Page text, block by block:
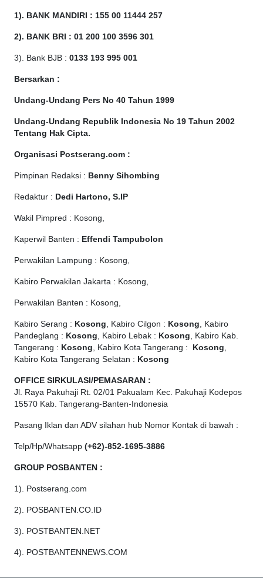
1). BANK MANDIRI : 155 00 11444 257
2). BANK BRI : 01 200 100 3596 301
3). Bank BJB : 0133 193 995 001
Bersarkan :
Undang-Undang Pers No 40 Tahun 1999
Undang-Undang Republik Indonesia No 19 Tahun 2002
Tentang Hak Cipta.
Organisasi Postserang.com :
Pimpinan Redaksi : Benny Sihombing
Redaktur : Dedi Hartono, S.IP
Wakil Pimpred : Kosong,
Kaperwil Banten : Effendi Tampubolon
Perwakilan Lampung : Kosong,
Kabiro Perwakilan Jakarta : Kosong,
Perwakilan Banten : Kosong,
Kabiro Serang : Kosong, Kabiro Cilgon : Kosong, Kabiro
Pandeglang : Kosong, Kabiro Lebak : Kosong, Kabiro Kab.
Tangerang : Kosong, Kabiro Kota Tangerang : Kosong,
Kabiro Kota Tangerang Selatan : Kosong
OFFICE SIRKULASI/PEMASARAN :
Jl. Raya Pakuhaji Rt. 02/01 Pakualam Kec. Pakuhaji Kodepos
15570 Kab. Tangerang-Banten-Indonesia
Pasang Iklan dan ADV silahan hub Nomor Kontak di bawah :
Telp/Hp/Whatsapp (+62)-852-1695-3886
GROUP POSBANTEN :
1). Postserang.com
2). POSBANTEN.CO.ID
3). POSTBANTEN.NET
4). POSTBANTENNEWS.COM